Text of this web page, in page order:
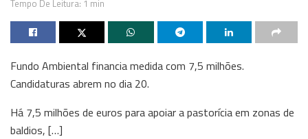
Tempo De Leitura: 1 min
Fundo Ambiental financia medida com 7,5 milhões.
Candidaturas abrem no dia 20.
Há 7,5 milhões de euros para apoiar a pastorícia em zonas de
baldios, […]